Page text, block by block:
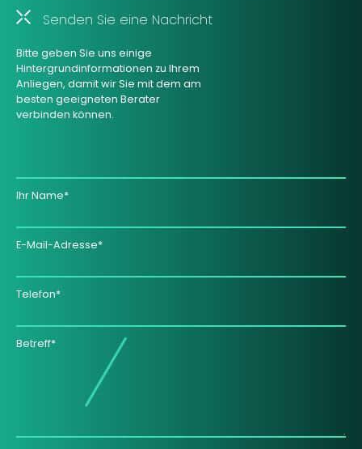
Senden Sie eine Nachricht
Bitte geben Sie uns einige
Hintergrundinformationen zu Ihrem
Anliegen, damit wir Sie mit dem am
besten geeigneten Berater
verbinden können.
Ihr Name*
E-Mail-Adresse*
Telefon*
Betreff*